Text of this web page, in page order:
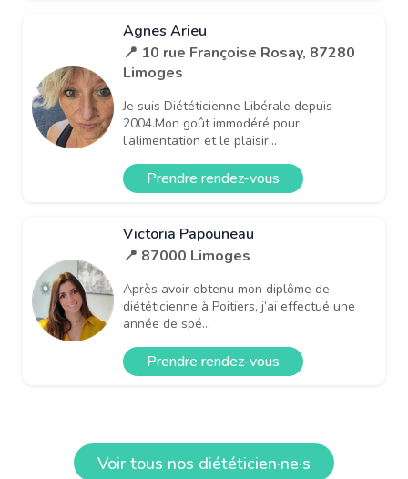
Agnes Arieu
📍 10 rue Françoise Rosay, 87280
Limoges
Je suis Diététicienne Libérale depuis
2004.Mon goût immodéré pour
l'alimentation et le plaisir...
Prendre rendez-vous
Victoria Papouneau
📍 87000 Limoges
Après avoir obtenu mon diplôme de
diététicienne à Poitiers, j’ai effectué une
année de spé...
Prendre rendez-vous
Voir tous nos diététicien·ne·s